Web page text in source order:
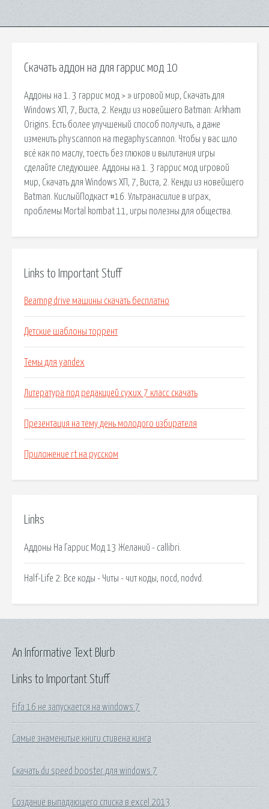
Скачать аддон на для гаррис мод 10
Аддоны на 1. 3 гаррис мод > » игровой мир, Скачать для
Windows ХП, 7, Виста, 2. Кенди из новейшего Batman: Arkham
Origins. Есть более улучшеный способ получить, а даже
изменить physcannon на megaphyscannon. Чтобы у вас шло
всё как по маслу, тоесть без глюков и вылитания игры
сделайте следуюшее. Аддоны на 1. 3 гаррис мод игровой
мир, Скачать для Windows ХП, 7, Виста, 2. Кенди из новейшего
Batman. КислыйПодкаст #16. Ультранасилие в играх,
проблемы Mortal kombat 11, игры полезны для общества.
Links to Important Stuff
Beamng drive машины скачать бесплатно
Детские шаблоны торрент
Темы для yandex
Литература под редакцией сухих 7 класс скачать
Презентация на тему день молодого избирателя
Приложение rt на русском
Links
Аддоны На Гаррис Мод 13 Желаний - callibri.
Half-Life 2: Все коды - Читы - чит коды, nocd, nodvd.
Links to Important Stuff
Fifa 16 не запускается на windows 7
Самые знаменитые книги стивена кинга
Скачать du speed booster для windows 7
Создание выпадающего списка в excel 2013
An Informative Text Blurb